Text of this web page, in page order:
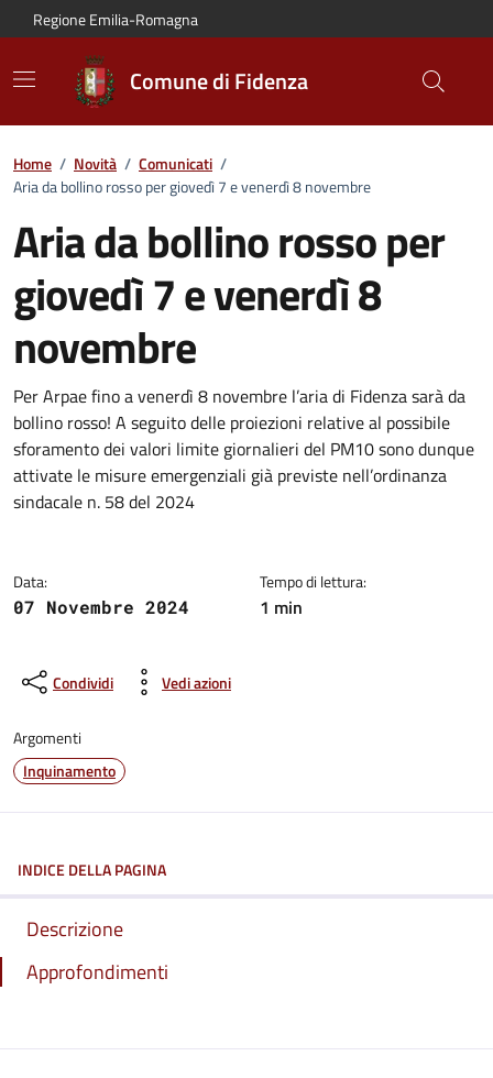
Vai al contenuto principale
Vai alla navigazione del sito
Vai al piede di pagina
Regione Emilia-Romagna
Comune di Fidenza
Home / Novità / Comunicati /
Aria da bollino rosso per giovedì 7 e venerdì 8 novembre
Aria da bollino rosso per
giovedì 7 e venerdì 8
novembre
Dettagli del comunicato:
Per Arpae fino a venerdì 8 novembre l’aria di Fidenza sarà da
bollino rosso! A seguito delle proiezioni relative al possibile
sforamento dei valori limite giornalieri del PM10 sono dunque
attivate le misure emergenziali già previste nell’ordinanza
sindacale n. 58 del 2024
Data:
07 Novembre 2024
Tempo di lettura:
1 min
Condividi Vedi azioni
Argomenti
Inquinamento
INDICE DELLA PAGINA
Descrizione
Approfondimenti